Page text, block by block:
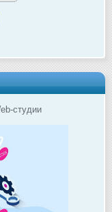
студии